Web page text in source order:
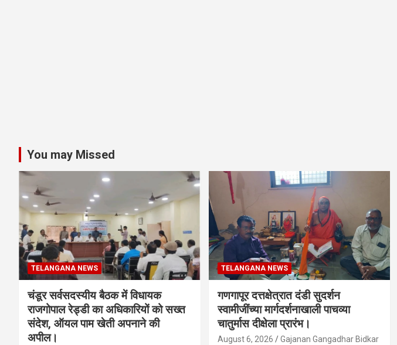
You may Missed
TELANGANA NEWS
चंडूर सर्वसदस्यीय बैठक में विधायक
राजगोपाल रेड्डी का अधिकारियों को सख्त
संदेश, ऑयल पाम खेती अपनाने की
अपील।
TELANGANA NEWS
गणगापूर दत्तक्षेत्रात दंडी सुदर्शन
स्वामीजींच्या मार्गदर्शनाखाली पाचव्या
चातुर्मास दीक्षेला प्रारंभ।
August 6, 2026 Gajanan Gangadhar Bidkar